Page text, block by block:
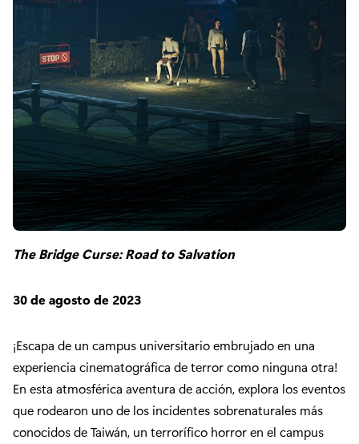
The Bridge Curse: Road to Salvation
30 de agosto de 2023
¡Escapa de un campus universitario embrujado en una
experiencia cinematográfica de terror como ninguna otra!
En esta atmosférica aventura de acción, explora los eventos
que rodearon uno de los incidentes sobrenaturales más
conocidos de Taiwán, un terrorífico horror en el campus